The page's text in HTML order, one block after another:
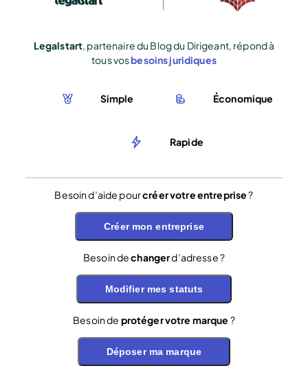
Legalstart, partenaire du Blog du Dirigeant, répond à
tous vosbesoins juridiques
Simple Économique
Rapide
Besoin d’aide pourcréer votre entreprise?
Créer mon entreprise
Besoin dechangerd’adresse ?
Modifier mes statuts
Besoin de protéger votre marque ?
Déposer ma marque